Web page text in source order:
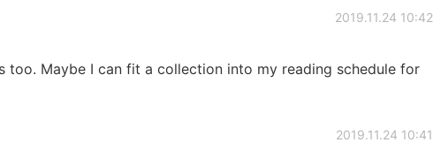
2019.11.24 10:42
too. Maybe I can fit a collection into my reading schedule for
2019.11.24 10:41